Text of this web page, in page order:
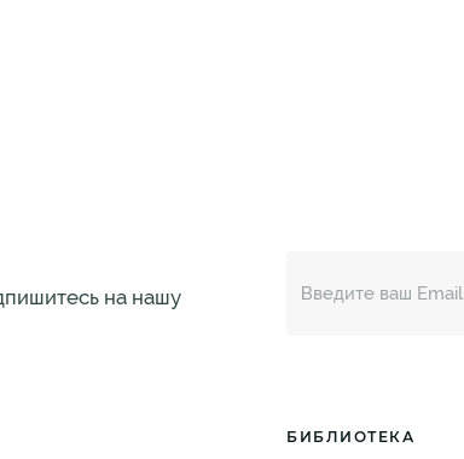
на нашу
БИБЛИОТЕКА